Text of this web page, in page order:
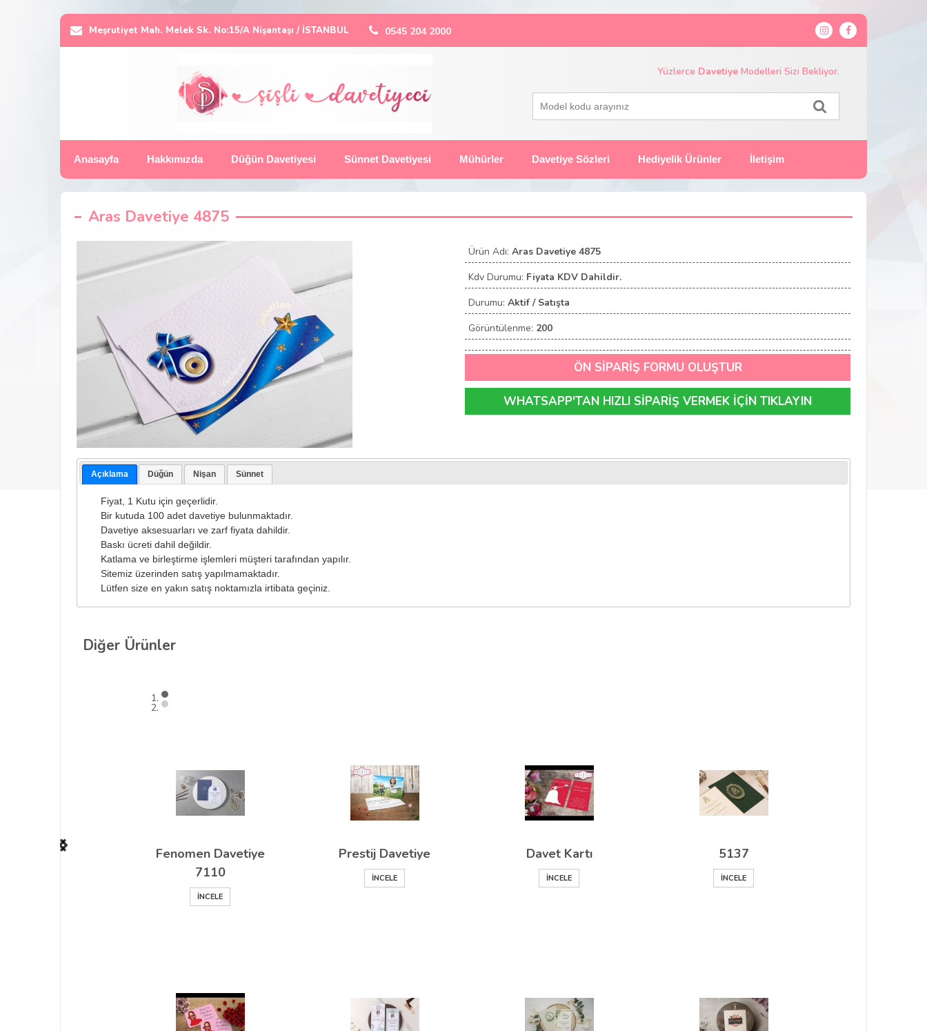
Meşrutiyet Mah. Melek Sk. No:15/A Nişantaşı / İSTANBUL 0545 204 2000
Yüzlerce Davetiye Modelleri Sizi Bekliyor.
Anasayfa Hakkımızda Düğün Davetiyesi Sünnet Davetiyesi Mühürler Davetiye Sözleri Hediyelik Ürünler İletişim
Aras Davetiye 4875
Ürün Adı: Aras Davetiye 4875
Kdv Durumu: Fiyata KDV Dahildir.
Durumu: Aktif / Satışta
Görüntülenme: 200
ÖN SİPARİŞ FORMU OLUŞTUR
WHATSAPP'TAN HIZLI SİPARİŞ VERMEK İÇİN TIKLAYIN
Açıklama Düğün Nişan Sünnet
Fiyat, 1 Kutu için geçerlidir.
Bir kutuda 100 adet davetiye bulunmaktadır.
Davetiye aksesuarları ve zarf fiyata dahildir.
Baskı ücreti dahil değildir.
Katlama ve birleştirme işlemleri müşteri tarafından yapılır.
Sitemiz üzerinden satış yapılmamaktadır.
Lütfen size en yakın satış noktamızla irtibata geçiniz.
Diğer Ürünler
Fenomen Davetiye
7110
İNCELE
Prestij Davetiye
İNCELE
Davet Kartı
İNCELE
5137
İNCELE